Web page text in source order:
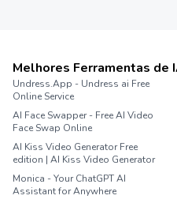
Melhores Ferramentas de
Undress.App - Undress ai Free
Online Service
AI Face Swapper - Free AI Video
Face Swap Online
AI Kiss Video Generator Free
edition | AI Kiss Video Generator
Monica - Your ChatGPT AI
Assistant for Anywhere